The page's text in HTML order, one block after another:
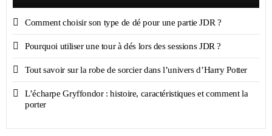
Comment choisir son type de dé pour une partie JDR ?
Pourquoi utiliser une tour à dés lors des sessions JDR ?
Tout savoir sur la robe de sorcier dans l’univers d’Harry Potter
L’écharpe Gryffondor : histoire, caractéristiques et comment la
porter